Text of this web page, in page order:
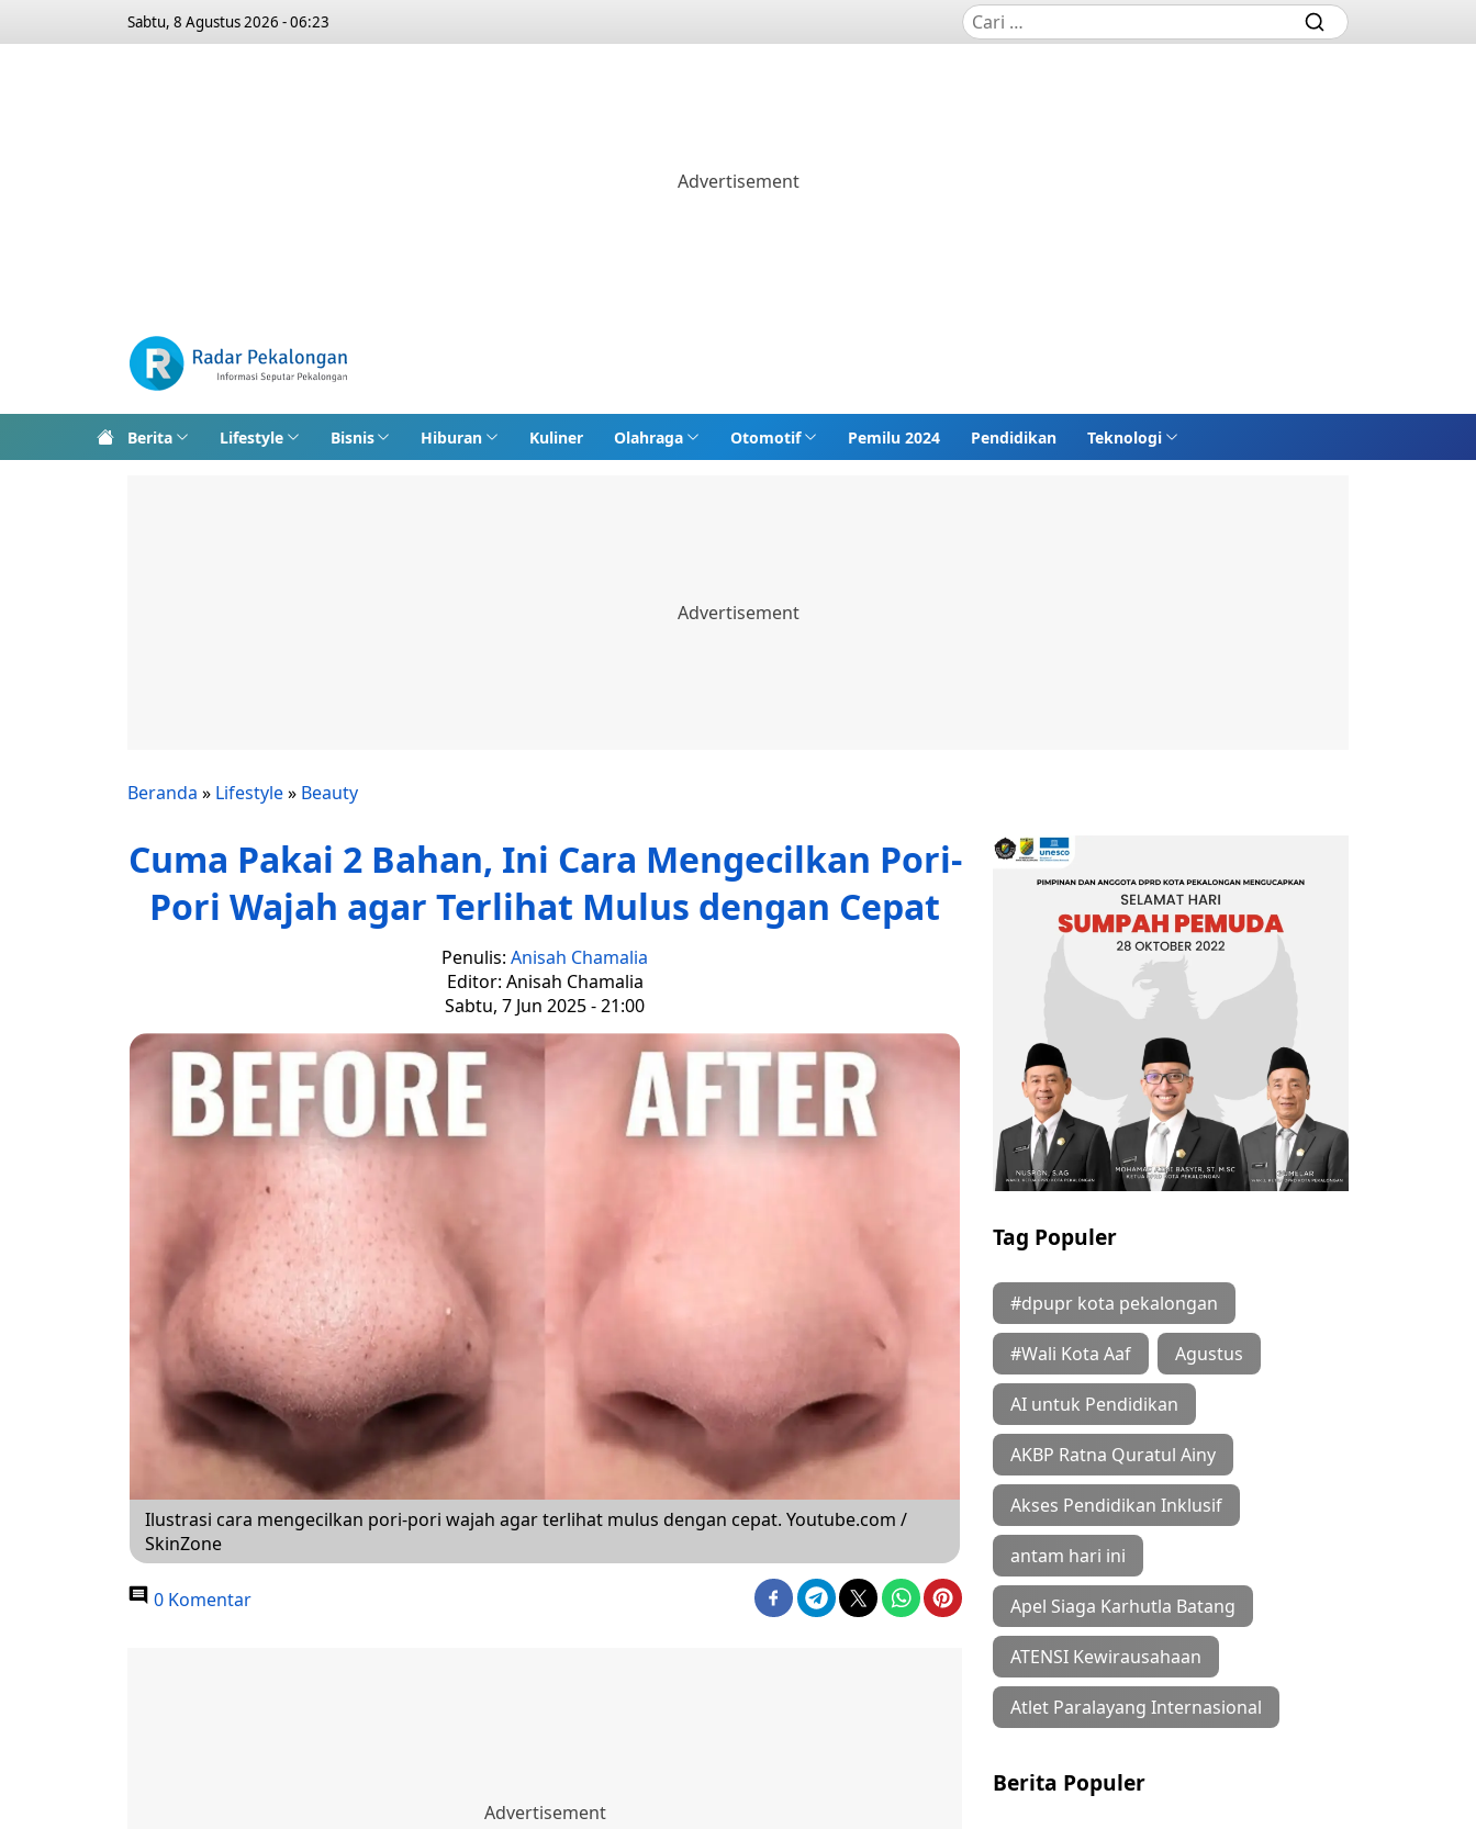
Sabtu, 8 Agustus 2026 - 06:23
Berita Lifestyle Bisnis Hiburan Kuliner Olahraga Otomotif Pemilu 2024 Pendidikan Teknologi
Beranda » Lifestyle» Beauty
Cuma Pakai 2 Bahan, Ini Cara Mengecilkan Pori-
Pori Wajah agar Terlihat Mulus dengan Cepat
Penulis: Anisah Chamalia
Editor: Anisah Chamalia
Sabtu, 7 Jun 2025 - 21:00
Ilustrasi cara mengecilkan pori-pori wajah agar terlihat mulus dengan cepat. Youtube.com /
SkinZone
0 Komentar
Tag Populer
#dpupr kota pekalongan
#Wali Kota Aaf Agustus
AI untuk Pendidikan
AKBP Ratna Quratul Ainy
Akses Pendidikan Inklusif
antam hari ini
Apel Siaga Karhutla Batang
ATENSI Kewirausahaan
Atlet Paralayang Internasional
Berita Populer